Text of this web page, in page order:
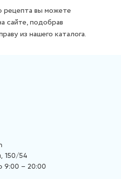
рецепта вы можете
сайте, подобрав
из нашего каталога.
150/54
9:00 – 20:00